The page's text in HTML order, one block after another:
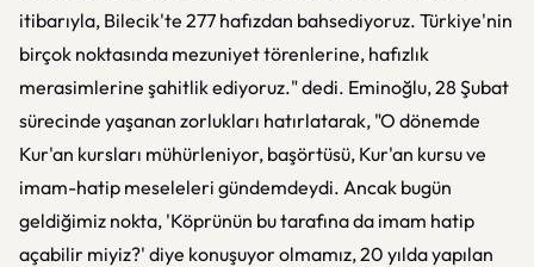
itibarıyla, Bilecik'te 277 hafızdan bahsediyoruz. Türkiye'nin
birçok noktasında mezuniyet törenlerine, hafızlık
merasimlerine şahitlik ediyoruz." dedi. Eminoğlu, 28 Şubat
sürecinde yaşanan zorlukları hatırlatarak, "O dönemde
Kur'an kursları mühürleniyor, başörtüsü, Kur'an kursu ve
imam-hatip meseleleri gündemdeydi. Ancak bugün
geldiğimiz nokta, 'Köprünün bu tarafına da imam hatip
açabilir miyiz?' diye konuşuyor olmamız, 20 yılda yapılan